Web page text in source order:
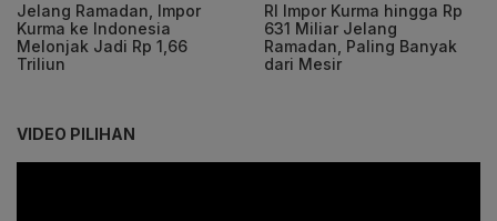
Jelang Ramadan, Impor
Kurma ke Indonesia
Melonjak Jadi Rp 1,66
Triliun
RI Impor Kurma hingga Rp
631 Miliar Jelang
Ramadan, Paling Banyak
dari Mesir
VIDEO PILIHAN